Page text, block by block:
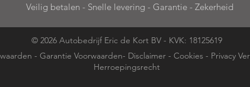
Veilig betalen - Snelle levering - Garantie - Zekerheid
© 2026 Autobedrijf Eric de Kort BV - KVK: 18125619
- Garantie Voorwaarden- Disclaimer - Cookies - Privacy
Herroepingsrecht